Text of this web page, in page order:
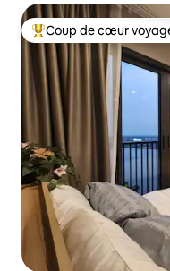
Coups de cœur
Coup de cœur